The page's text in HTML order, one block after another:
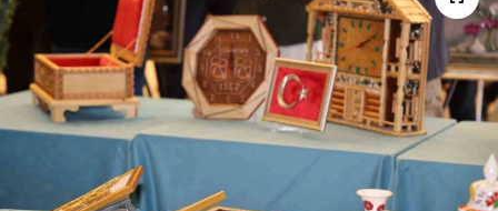
Özel Haber
Politika
Resmi İlan
Sağlık